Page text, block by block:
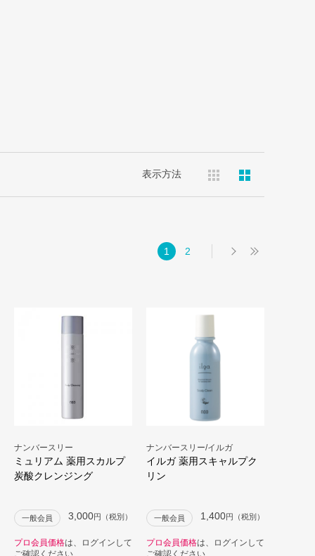
表示方法
1 2
ナンバースリー
ミュリアム 薬用スカルプ
炭酸クレンジング
一般会員 3,000円（税別）
プロ会員価格は、ログインして
ご確認ください
ナンバースリー/イルガ
イルガ 薬用スキャルプク
リン
一般会員 1,400円（税別）
プロ会員価格は、ログインして
ご確認ください